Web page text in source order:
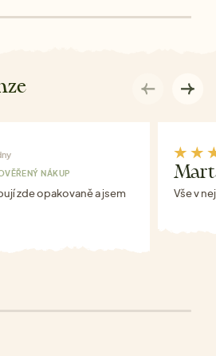
NÁKUP
zde opakovaně a jsem
Vše v